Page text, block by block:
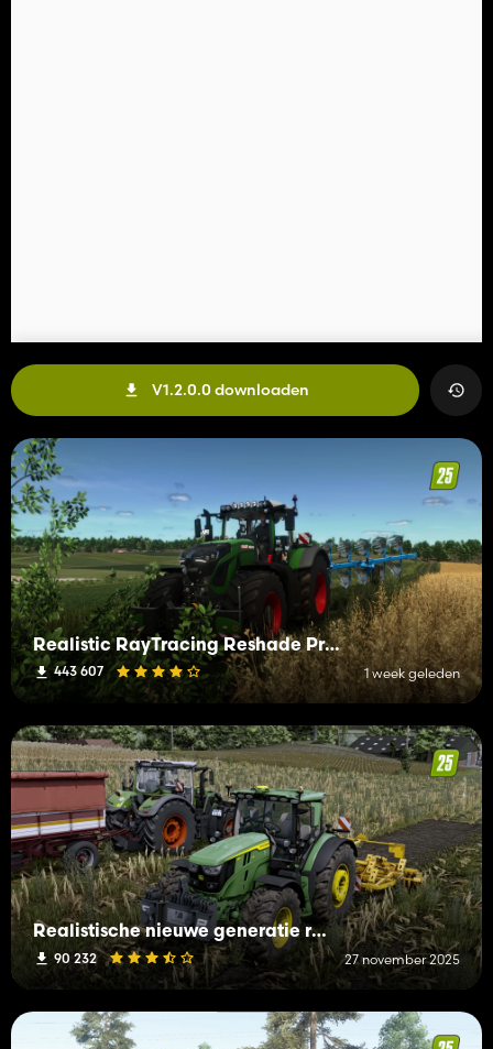
V1.2.0.0 downloaden
Realistic RayTracing Reshade Preset
443 607 1 week geleden
Realistische nieuwe generatie reshade + verlichting
90 232 27 november 2025